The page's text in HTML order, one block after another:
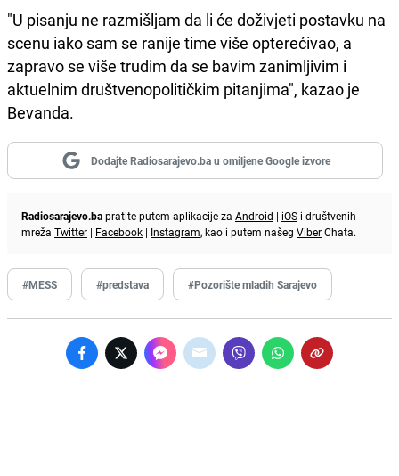
"U pisanju ne razmišljam da li će doživjeti postavku na
scenu iako sam se ranije time više opterećivao, a
zapravo se više trudim da se bavim zanimljivim i
aktuelnim društvenopolitičkim pitanjima", kazao je
Bevanda.
Dodajte Radiosarajevo.ba u omiljene Google izvore
Radiosarajevo.bapratite putem aplikacije za Android | iOS i društvenih
mreža Twitter | Facebook | Instagram, kao i putem našeg ViberChata.
#MESS #predstava #Pozorište mladih Sarajevo